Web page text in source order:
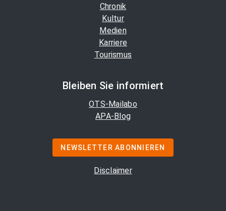
Chronik
Kultur
Medien
Karriere
Tourismus
Bleiben Sie informiert
OTS-Mailabo
APA-Blog
NEWSLETTER ABONNIEREN
Disclaimer